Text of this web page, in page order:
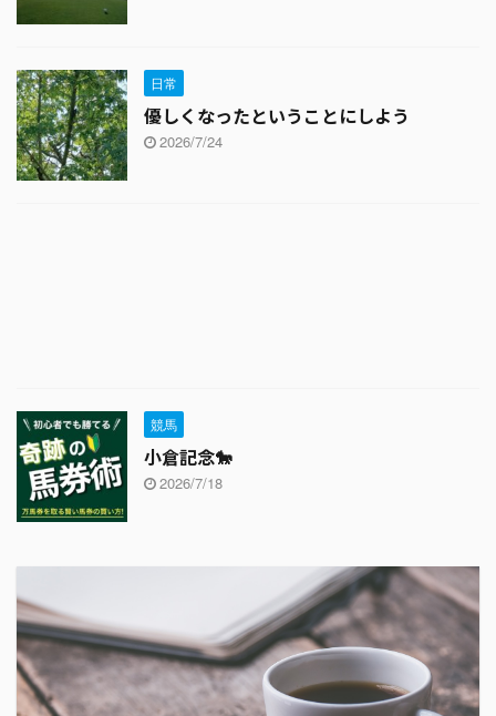
日常
優しくなったということにしよう
2026/7/24
競馬
小倉記念🐎
2026/7/18